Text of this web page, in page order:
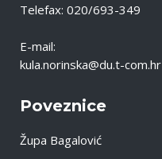
Telefax: 020/693-349
E-mail:
kula.norinska@du.t-com.hr
Poveznice
Župa Bagalović